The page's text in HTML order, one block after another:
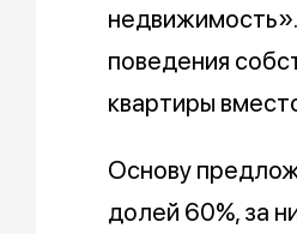
поведения
квартиры
Основу
долей 60%, за